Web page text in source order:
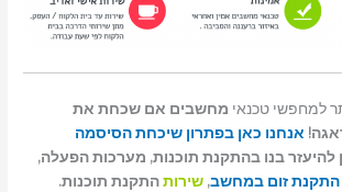
למחפשי טכנאי מחשבים אם שכחת את
אנחנו כאן בפתרון שיכחת הסיסמה
להיעזר בנו בהתקנת תוכנות, מערכות הפעלה,
התקנת זום במחשב, שירותהתקנת תוכנות.